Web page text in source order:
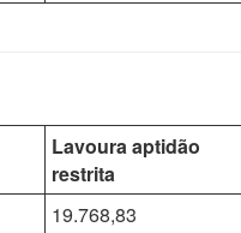
Lavoura aptidão
restrita
19.768,83